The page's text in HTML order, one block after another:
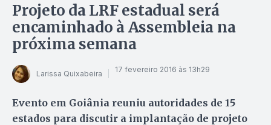
Projeto da LRF estadual será
encaminhado à Assembleia na
próxima semana
Larissa Quixabeira 17 fevereiro 2016 às 13h29
Evento em Goiânia reuniu autoridades de 15
estados para discutir a implantação de projeto